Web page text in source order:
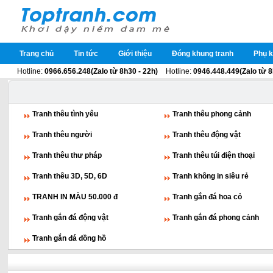
Trang chủ Tin tức Giới thiệu Đóng khung tranh Phụ
Hotline:0966.656.248(Zalo từ 8h30 - 22h) Hotline:0946.448.449(Zalo từ
Tranh thêu tình yêu Tranh thêu phong cảnh
Tranh thêu người Tranh thêu động vật
Tranh thêu thư pháp Tranh thêu túi điện thoại
Tranh thêu 3D, 5D, 6D Tranh không in siêu rẻ
TRANH IN MÀU 50.000 đ Tranh gắn đá hoa cỏ
Tranh gắn đá động vật Tranh gắn đá phong cảnh
Tranh gắn đá đồng hồ